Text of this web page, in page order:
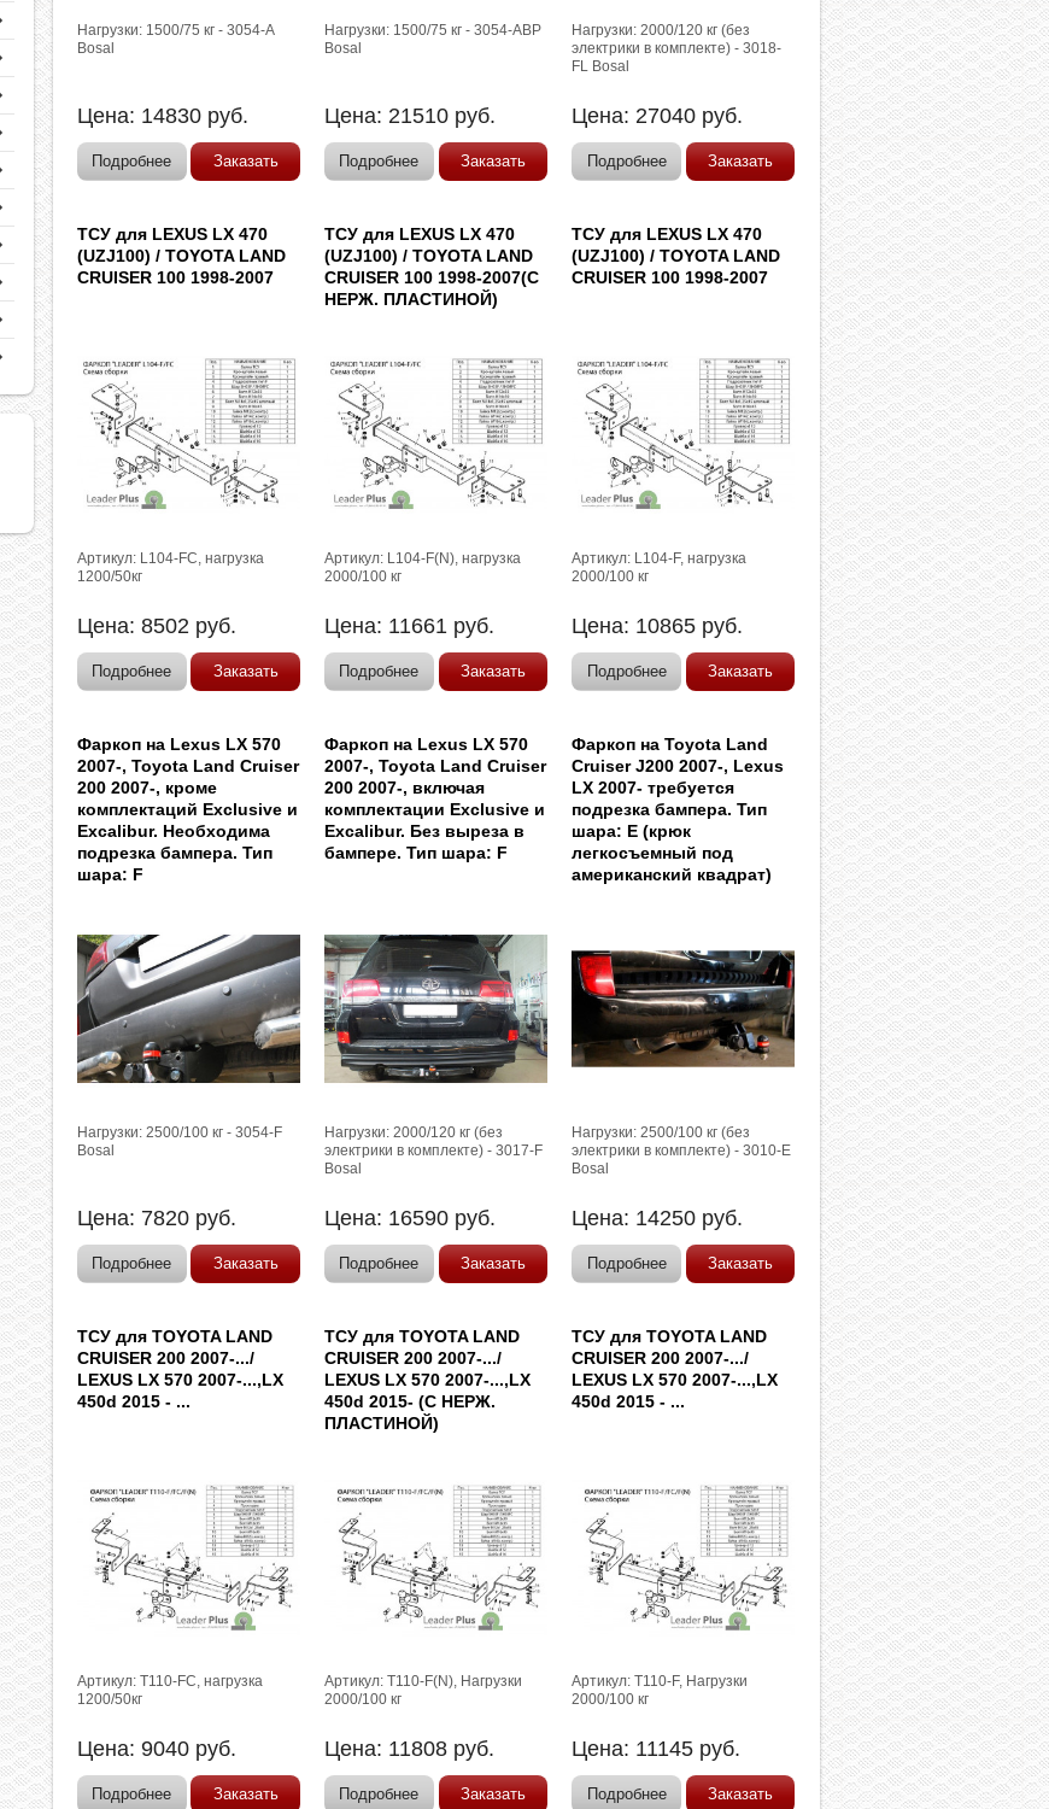
Нагрузки: 1500/75 кг - 3054-A
Bosal
Цена: 14830 руб.
Подробнее Заказать
Нагрузки: 1500/75 кг - 3054-ABP
Bosal
Цена: 21510 руб.
Подробнее Заказать
Нагрузки: 2000/120 кг (без
электрики в комплекте) - 3018-
FL Bosal
Цена: 27040 руб.
Подробнее Заказать
ТСУ для LEXUS LX 470
(UZJ100) / TOYOTA LAND
CRUISER 100 1998-2007
Артикул: L104-FC, нагрузка
1200/50кг
Цена: 8502 руб.
Подробнее Заказать
ТСУ для LEXUS LX 470
(UZJ100) / TOYOTA LAND
CRUISER 100 1998-2007(С
НЕРЖ. ПЛАСТИНОЙ)
Артикул: L104-F(N), нагрузка
2000/100 кг
Цена: 11661 руб.
Подробнее Заказать
ТСУ для LEXUS LX 470
(UZJ100) / TOYOTA LAND
CRUISER 100 1998-2007
Артикул: L104-F, нагрузка
2000/100 кг
Цена: 10865 руб.
Подробнее Заказать
Фаркоп на Lexus LX 570
2007-, Toyota Land Cruiser
200 2007-, кроме
комплектаций Exclusive и
Excalibur. Необходима
подрезка бампера. Тип
шара: F
Нагрузки: 2500/100 кг - 3054-F
Bosal
Цена: 7820 руб.
Подробнее Заказать
Фаркоп на Lexus LX 570
2007-, Toyota Land Cruiser
200 2007-, включая
комплектации Exclusive и
Excalibur. Без выреза в
бампере. Тип шара: F
Нагрузки: 2000/120 кг (без
электрики в комплекте) - 3017-F
Bosal
Цена: 16590 руб.
Подробнее Заказать
Фаркоп на Toyota Land
Cruiser J200 2007-, Lexus
LX 2007- требуется
подрезка бампера. Тип
шара: E (крюк
легкосъемный под
американский квадрат)
Нагрузки: 2500/100 кг (без
электрики в комплекте) - 3010-E
Bosal
Цена: 14250 руб.
Подробнее Заказать
ТСУ для TOYOTA LAND
CRUISER 200 2007-.../
LEXUS LX 570 2007-...,LX
450d 2015 - ...
Артикул: T110-FC, нагрузка
1200/50кг
Цена: 9040 руб.
Подробнее Заказать
ТСУ для TOYOTA LAND
CRUISER 200 2007-.../
LEXUS LX 570 2007-...,LX
450d 2015- (C НЕРЖ.
ПЛАСТИНОЙ)
Артикул: T110-F(N), Нагрузки
2000/100 кг
Цена: 11808 руб.
Подробнее Заказать
ТСУ для TOYOTA LAND
CRUISER 200 2007-.../
LEXUS LX 570 2007-...,LX
450d 2015 - ...
Артикул: T110-F, Нагрузки
2000/100 кг
Цена: 11145 руб.
Подробнее Заказать